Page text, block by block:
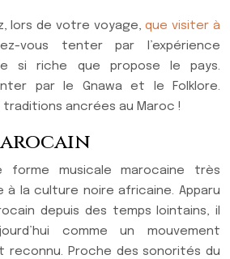
lors de votre voyage,que visiter à
vous tenter par l’expérience
si riche que propose le pays.
par le Gnawa et le Folklore.
traditions ancrées au Maroc !
forme musicale marocaine très
la culture noire africaine. Apparu
depuis des temps lointains, il
comme un mouvement
reconnu. Proche des sonorités du